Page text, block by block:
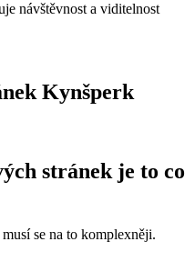
návštěvnost a viditelnost
Kynšperk
stránek je to co
se na to komplexněji.